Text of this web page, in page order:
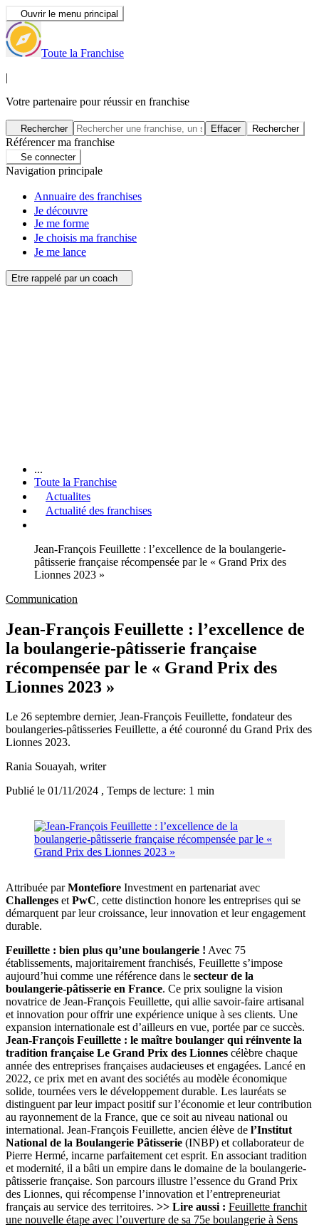
Ouvrir le menu principal
Toute la Franchise
|
Votre partenaire pour réussir en franchise
Rechercher Effacer Rechercher
Référencer ma franchise
Se connecter
Navigation principale
Annuaire des franchises
Je découvre
Je me forme
Je choisis ma franchise
Je me lance
Etre rappelé par un coach
...
Toute la Franchise
Actualites
Actualité des franchises
Jean-François Feuillette : l’excellence de la boulangerie-
pâtisserie française récompensée par le « Grand Prix des
Lionnes 2023 »
Communication
Jean-François Feuillette : l’excellence de
la boulangerie-pâtisserie française
récompensée par le « Grand Prix des
Lionnes 2023 »
Le 26 septembre dernier, Jean-François Feuillette, fondateur des
boulangeries-pâtisseries Feuillette, a été couronné du Grand Prix des
Lionnes 2023.
Rania Souayah, writer
Publié le 01/11/2024 , Temps de lecture: 1 min
Attribuée parMontefiore Investment en partenariat avec
Challenges etPwC, cette distinction honore les entreprises qui se
démarquent par leur croissance, leur innovation et leur engagement
durable.
Feuillette : bien plus qu’une boulangerie ! Avec 75
établissements, majoritairement franchisés, Feuillette s’impose
aujourd’hui comme une référence dans le secteur de la
boulangerie-pâtisserie en France. Ce prix souligne la vision
novatrice de Jean-François Feuillette, qui allie savoir-faire artisanal
et innovation pour offrir une expérience unique à ses clients. Une
expansion internationale est d’ailleurs en vue, portée par ce succès.
Jean-François Feuillette : le maître boulanger qui réinvente la
tradition française Le Grand Prix des Lionnes célèbre chaque
année des entreprises françaises audacieuses et engagées. Lancé en
2022, ce prix met en avant des sociétés au modèle économique
solide, tournées vers le développement durable. Les lauréats se
distinguent par leur impact positif sur l’économie et leur contribution
au rayonnement de la France, que ce soit au niveau national ou
international. Jean-François Feuillette, ancien élève de l’Institut
National de la Boulangerie Pâtisserie (INBP) et collaborateur de
Pierre Hermé, incarne parfaitement cet esprit. En associant tradition
et modernité, il a bâti un empire dans le domaine de la boulangerie-
pâtisserie française. Son parcours illustre l’essence du Grand Prix
des Lionnes, qui récompense l’innovation et l’entrepreneuriat
français au service des territoires. >> Lire aussi : Feuillette franchit
une nouvelle étape avec l’ouverture de sa 75e boulangerie à Sens